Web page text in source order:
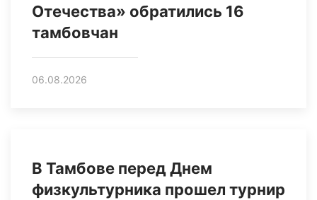
Отечества» обратились 16
тамбовчан
06.08.2026
В Тамбове перед Днем
физкультурника прошел турнир